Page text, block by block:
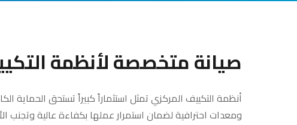
صيانة متخصصة لأنظمة
أنظمة التكييف المركزي تمثل استثماراً كبيراً تستحق الحماية
ومعدات احترافية لضمان استمرار عملها بكفاءة عالية وتجنب